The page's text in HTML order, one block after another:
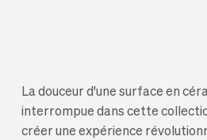
La douceur d'une surface en
interrompue dans cette
créer une expérience